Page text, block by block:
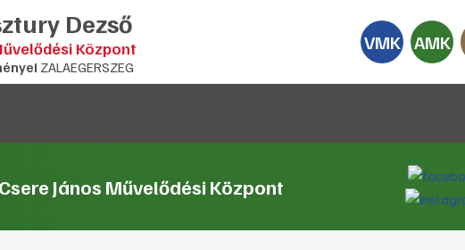
Dezső
Központ
ZALAEGERSZEG
VMK AMK
János Művelődési Központ